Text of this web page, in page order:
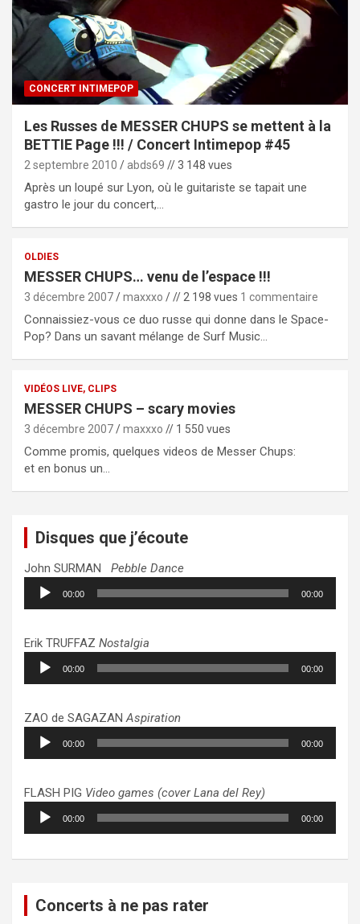
CONCERT INTIMEPOP
Les Russes de MESSER CHUPS se mettent à la
BETTIE Page !!! / Concert Intimepop #45
2 septembre 2010 abds69 // 3 148 vues
Après un loupé sur Lyon, où le guitariste se tapait une
gastro le jour du concert,…
OLDIES
MESSER CHUPS… venu de l’espace !!!
3 décembre 2007 maxxxo // 2 198 vues 1 commentaire
Connaissiez-vous ce duo russe qui donne dans le Space-
Pop? Dans un savant mélange de Surf Music…
VIDÉOS LIVE, CLIPS
MESSER CHUPS – scary movies
3 décembre 2007 maxxxo // 1 550 vues
Comme promis, quelques videos de Messer Chups:
et en bonus un…
Disques que j’écoute
John SURMAN Pebble Dance
Lecteur
audio
00:00 00:00
Erik TRUFFAZ Nostalgia
Lecteur
audio
00:00 00:00
ZAO de SAGAZANAspiration
Lecteur
audio
00:00 00:00
FLASH PIG Video games (cover Lana del Rey)
Lecteur
audio
00:00 00:00
Concerts à ne pas rater